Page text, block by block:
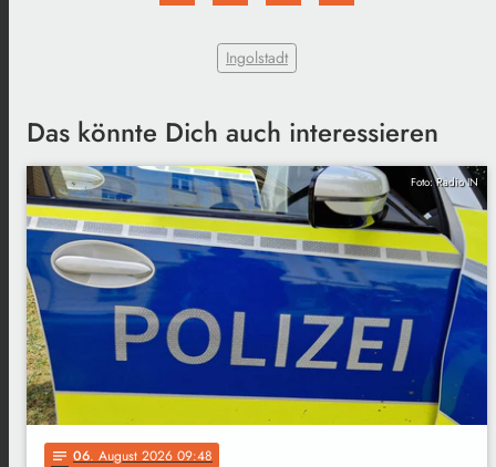
Ingolstadt
Das könnte Dich auch interessieren
Foto: Radio IN
notes 06. August 2026 09:48